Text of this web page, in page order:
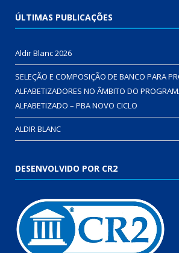
ÚLTIMAS PUBLICAÇÕES
Aldir Blanc 2026
SELEÇÃO E COMPOSIÇÃO DE BANCO PARA
ALFABETIZADORES NO ÂMBITO DO
ALFABETIZADO – PBA NOVO CICLO
ALDIR BLANC
DESENVOLVIDO POR CR2